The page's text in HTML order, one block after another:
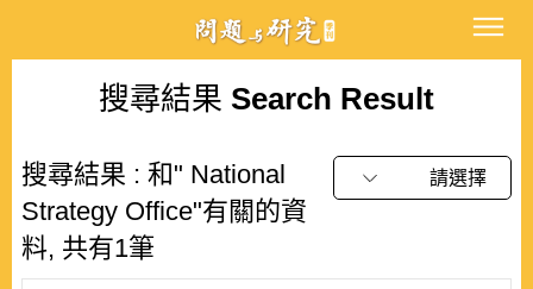
搜尋結果 Search Result
搜尋結果 : 和" National
Strategy Office"有關的資
料, 共有1筆
請選擇